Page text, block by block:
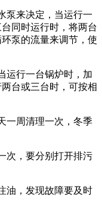
泵来决定，当运行一
同时运行时，将两台
泵的流量来调节，使
行一台锅炉时，加
台或三台时，可按相
周清理一次，冬季
，要分别打开排污
，发现故障要及时